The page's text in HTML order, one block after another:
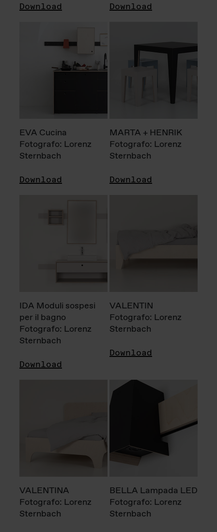
Download Download
EVA Cucina
Fotografo: Lorenz
Sternbach
Download
MARTA + HENRIK
Fotografo: Lorenz
Sternbach
Download
IDA Moduli sospesi
per il bagno
Fotografo: Lorenz
Sternbach
Download
VALENTIN
Fotografo: Lorenz
Sternbach
Download
VALENTINA
Fotografo: Lorenz
Sternbach
BELLA Lampada LED
Fotografo: Lorenz
Sternbach